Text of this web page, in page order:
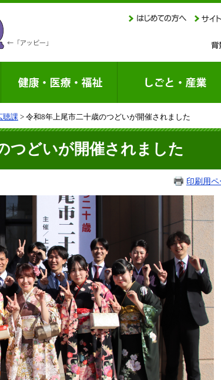
聴課 > 令和8年上尾市二十歳のつどいが開催されました
つどいが開催されました
印刷用